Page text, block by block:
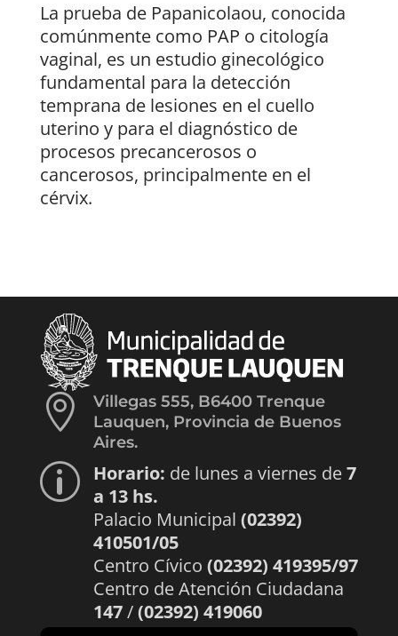
La prueba de Papanicolaou, conocida
comúnmente como PAP o citología
vaginal, es un estudio ginecológico
fundamental para la detección
temprana de lesiones en el cuello
uterino y para el diagnóstico de
procesos precancerosos o
cancerosos, principalmente en el
cérvix.

Villegas 555, B6400 Trenque
Lauquen, Provincia de Buenos
Aires.
p Horario: de lunes a viernes de7
a 13 hs.
Palacio Municipal (02392)
410501/05
Centro Cívico (02392) 419395/97
Centro de Atención Ciudadana
147/(02392) 419060